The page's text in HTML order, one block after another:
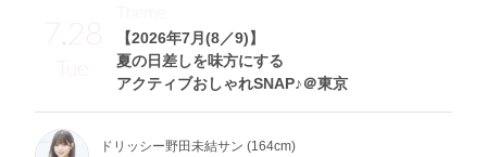
7.28
Tue
【2026年7月(8／9)】
夏の日差しを味方にする
アクティブおしゃれSNAP♪＠東京
Theme
ドリッシー野田未結サン (164cm)